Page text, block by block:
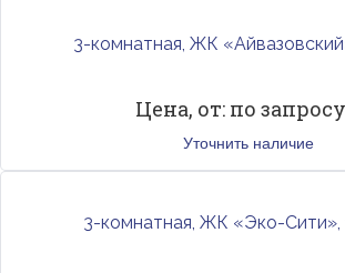
3-комнатная, ЖК
Цена, от: по
Уточнить наличие
3-комнатная, ЖК «Эко-Сити»,